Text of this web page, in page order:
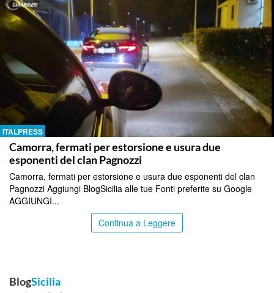
ITALPRESS
Camorra, fermati per estorsione e usura due
esponenti del clan Pagnozzi
Camorra, fermati per estorsione e usura due esponenti del clan
Pagnozzi Aggiungi BlogSicilia alle tue Fonti preferite su Google
AGGIUNGI...
Continua a Leggere
BlogSicilia